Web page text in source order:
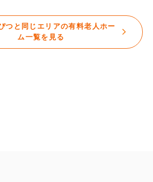
つと同じエリアの有料老人ホー
ム一覧を見る